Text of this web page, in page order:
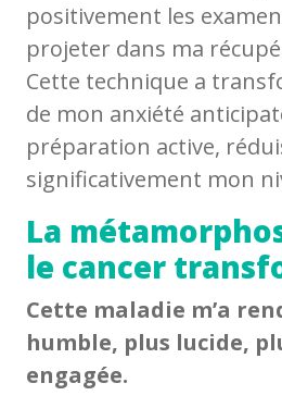
positivement les
projeter dans ma
Cette technique a
de mon anxiété
préparation active,
significativement mon
La
le cancer
Cette maladie m’a
humble, plus lucide,
engagée.